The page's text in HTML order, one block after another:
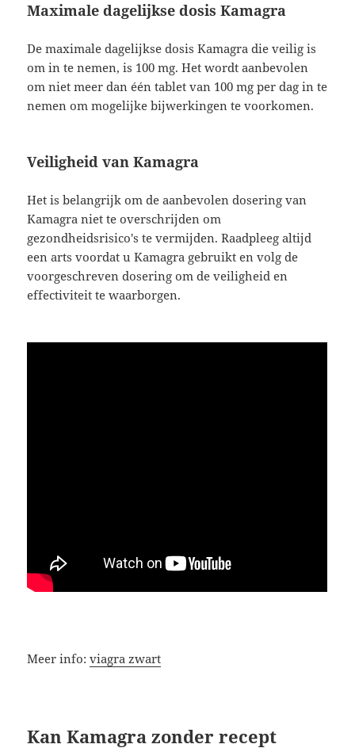
Maximale dagelijkse dosis Kamagra
De maximale dagelijkse dosis Kamagra die veilig is
om in te nemen, is 100 mg. Het wordt aanbevolen
om niet meer dan één tablet van 100 mg per dag in te
nemen om mogelijke bijwerkingen te voorkomen.
Veiligheid van Kamagra
Het is belangrijk om de aanbevolen dosering van
Kamagra niet te overschrijden om
gezondheidsrisico's te vermijden. Raadpleeg altijd
een arts voordat u Kamagra gebruikt en volg de
voorgeschreven dosering om de veiligheid en
effectiviteit te waarborgen.
Meer info:viagra zwart
Kan Kamagra zonder recept